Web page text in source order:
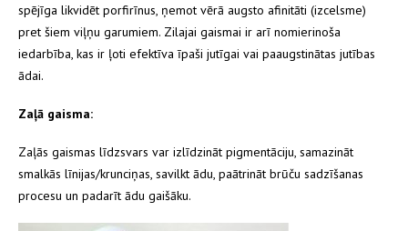
spējīga likvidēt porfirīnus, ņemot vērā augsto afinitāti (izcelsme)
pret šiem viļņu garumiem. Zilajai gaismai ir arī nomierinoša
iedarbība, kas ir ļoti efektīva īpaši jutīgai vai paaugstinātas jutības
ādai.
Zaļā gaisma:
Zaļās gaismas līdzsvars var izlīdzināt pigmentāciju, samazināt
smalkās līnijas/krunciņas, savilkt ādu, paātrināt brūču sadzīšanas
procesu un padarīt ādu gaišāku.